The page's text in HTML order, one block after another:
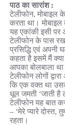
पाठ का सारांश :
टेलीफोन, मोबाइल
करता था। मोबाइल
यह एकांकी इसी पर
टेलीफोन के पास रख
प्रसिद्धि एवं अपनी
कहता है इसमें मैं
आपका बोलबाला
टेलीफोन लोगों
कि एक वक्त था
धूल जमती ‘जाती है
टेलीफोन यह बात
– ‘मेरे प्यारे दोस्त,
रहता।